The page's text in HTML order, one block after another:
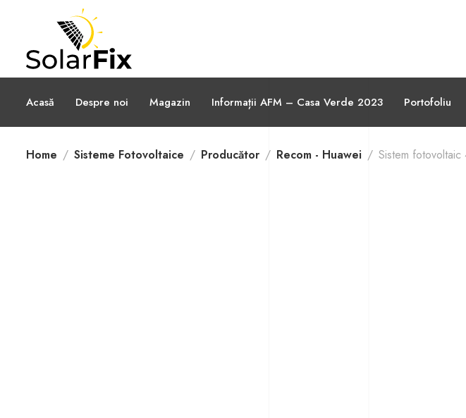
Acasă Despre noi Magazin Informații AFM – Casa Verde 2023 Portofoliu
Home Sisteme Fotovoltaice Producător Recom - Huawei Sistem